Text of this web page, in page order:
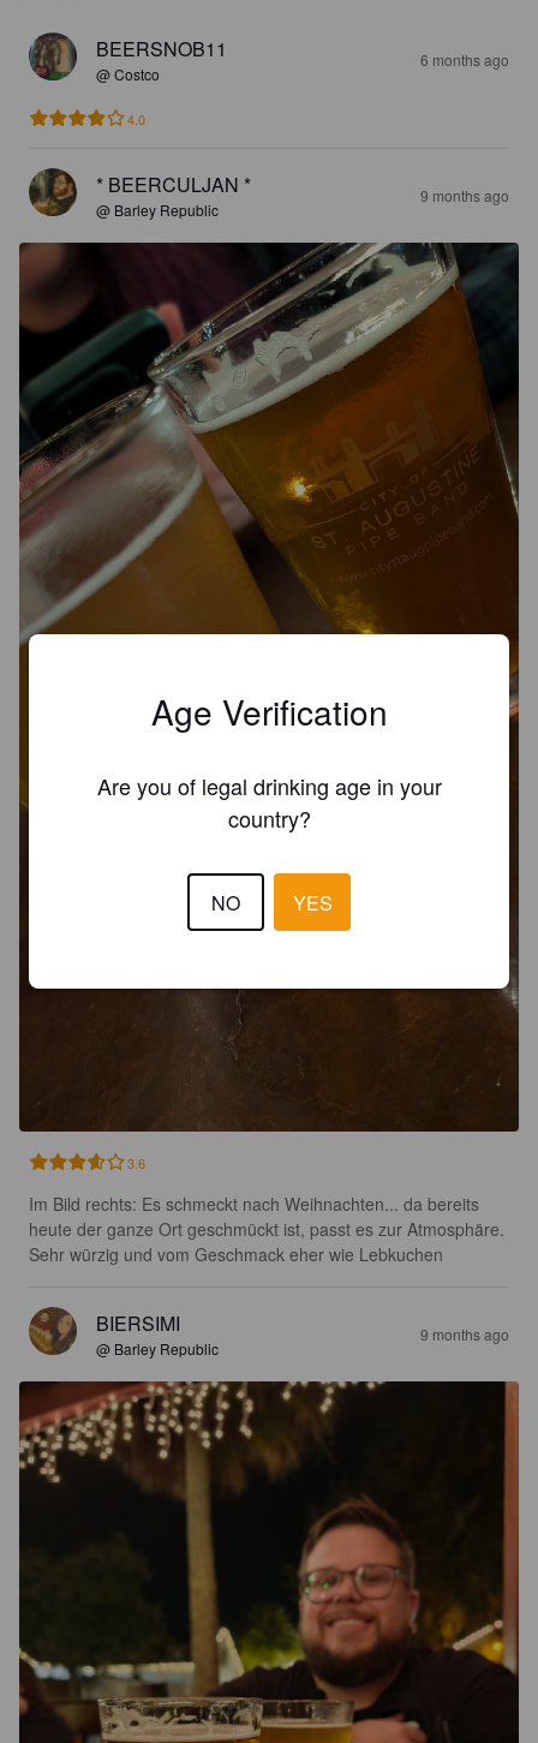
BEERSNOB11
@ Costco
6 months ago
4.0
* BEERCULJAN *
@ Barley Republic
9 months ago
3.6
Im Bild rechts: Es schmeckt nach Weihnachten... da bereits
heute der ganze Ort geschmückt ist, passt es zur Atmosphäre.
Sehr würzig und vom Geschmack eher wie Lebkuchen
BIERSIMI
@ Barley Republic
9 months ago
Age Verification
Are you of legal drinking age in your
country?
NO YES